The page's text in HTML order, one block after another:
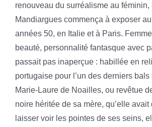
renouveau du surréalisme au féminin,
Mandiargues commença à exposer
années 50, en Italie et à Paris.
beauté, personnalité fantasque avec
passait pas inaperçue : habillée en
portugaise pour l’un des derniers
Marie-Laure de Noailles, ou revêtue
noire héritée de sa mère, qu’elle
laisser voir les pointes de ses seins,